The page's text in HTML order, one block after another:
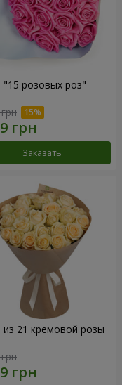
"15 розовых роз"
Заказать
из 21 кремовой розы